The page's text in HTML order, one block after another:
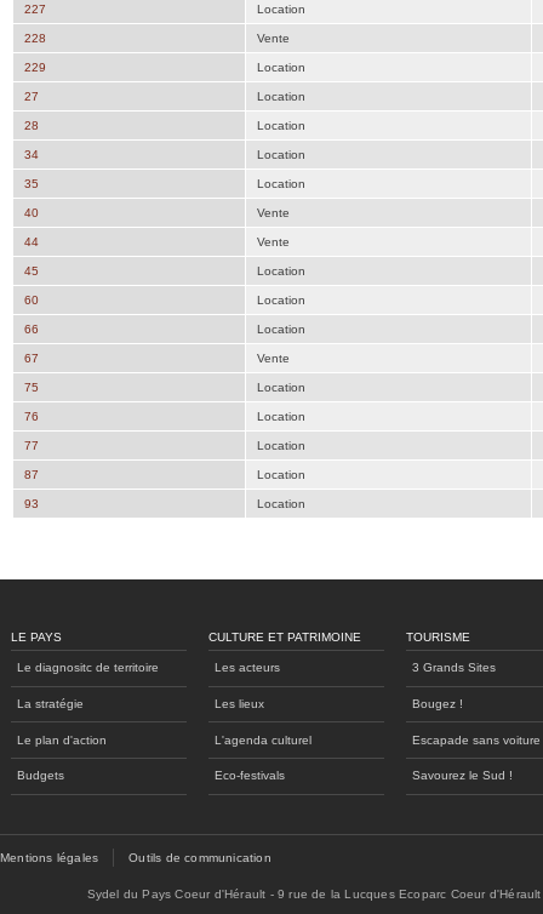
227 Location
228 Vente
229 Location
27 Location
28 Location
34 Location
35 Location
40 Vente
44 Vente
45 Location
60 Location
66 Location
67 Vente
75 Location
76 Location
77 Location
87 Location
93 Location
LE PAYS
Le diagnositc de territoire
La stratégie
Le plan d'action
Budgets
CULTURE ET PATRIMOINE
Les acteurs
Les lieux
L'agenda culturel
Eco-festivals
TOURISME
3 Grands Sites
Bougez !
Escapade sans voiture
Savourez le Sud !
Mentions légales Outils de communication
Sydel du Pays Coeur d'Hérault - 9 rue de la Lucques Ecoparc Coeur